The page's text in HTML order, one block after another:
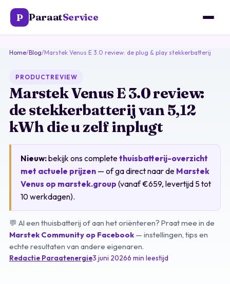
P ParaatService
Home/Blog/Marstek Venus E 3.0 review: de plug & play stekkerbatterij
PRODUCTREVIEW
Marstek Venus E 3.0 review:
de stekkerbatterij van 5,12
kWh die u zelf inplugt
Nieuw:bekijk ons completethuisbatterij-overzicht
met actuele prijzen — of ga direct naar de Marstek
Venus op marstek.group (vanaf €659, levertijd 5 tot
10 werkdagen).
💬 Al een thuisbatterij of aan het oriënteren? Praat mee in de
Marstek Community op Facebook — instellingen, tips en
echte resultaten van andere eigenaren.
Redactie Paraatenergie3 juni 20266 min leestijd